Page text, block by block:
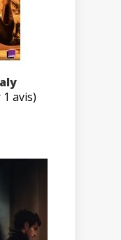
avis)